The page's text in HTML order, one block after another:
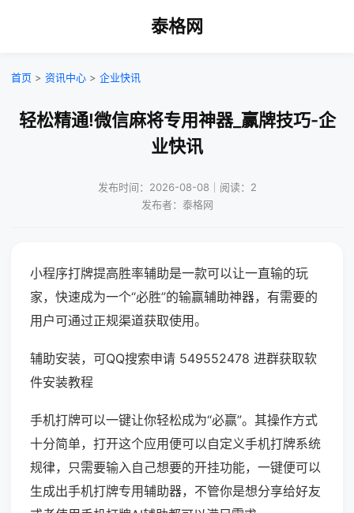
泰格网
首页 > 资讯中心 > 企业快讯
轻松精通!微信麻将专用神器_赢牌技巧-企
业快讯
发布时间：2026-08-08｜阅读：2
发布者：泰格网
小程序打牌提高胜率辅助是一款可以让一直输的玩
家，快速成为一个“必胜”的输赢辅助神器，有需要的
用户可通过正规渠道获取使用。
辅助安装，可QQ搜索申请 549552478 进群获取软
件安装教程
手机打牌可以一键让你轻松成为“必赢”。其操作方式
十分简单，打开这个应用便可以自定义手机打牌系统
规律，只需要输入自己想要的开挂功能，一键便可以
生成出手机打牌专用辅助器，不管你是想分享给好友